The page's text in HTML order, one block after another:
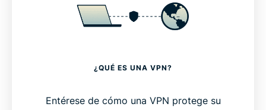
¿QUÉ ES UNA VPN?
Entérese de cómo una VPN protege su